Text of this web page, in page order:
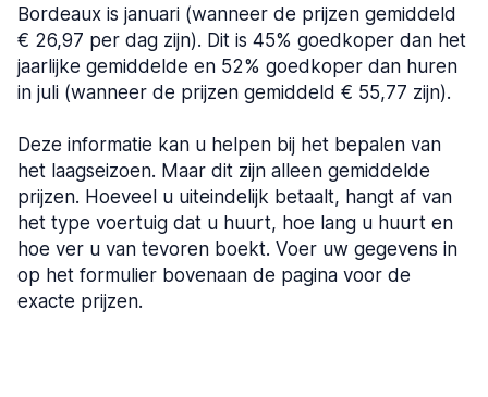
Bordeaux is januari (wanneer de prijzen gemiddeld
€ 26,97 per dag zijn). Dit is 45% goedkoper dan het
jaarlijke gemiddelde en 52% goedkoper dan huren
in juli (wanneer de prijzen gemiddeld € 55,77 zijn).
Deze informatie kan u helpen bij het bepalen van
het laagseizoen. Maar dit zijn alleen gemiddelde
prijzen. Hoeveel u uiteindelijk betaalt, hangt af van
het type voertuig dat u huurt, hoe lang u huurt en
hoe ver u van tevoren boekt. Voer uw gegevens in
op het formulier bovenaan de pagina voor de
exacte prijzen.